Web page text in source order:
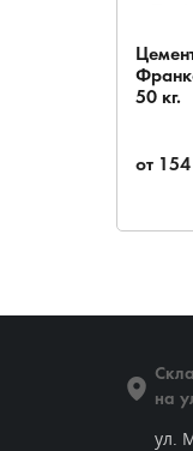
50 кг.
от 154
на
ул.